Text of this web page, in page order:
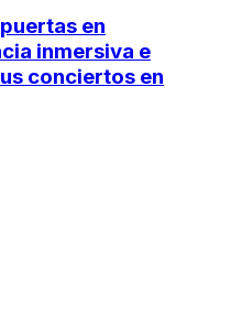
en
inmersiva e
conciertos en